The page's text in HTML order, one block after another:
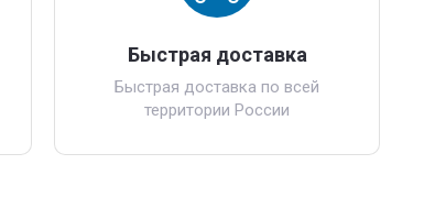
Быстрая доставка
Быстрая доставка по всей
территории России